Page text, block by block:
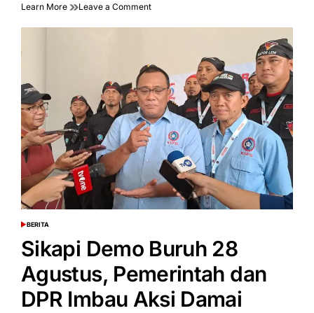
Learn More Leave a Commenton
Hukum,
dan
Jaga
Ketertiban
Umum
dalam
Penyampaian
Aspirasi
POSTED
BERITA
Sikapi Demo Buruh 28
Agustus, Pemerintah dan
DPR Imbau Aksi Damai